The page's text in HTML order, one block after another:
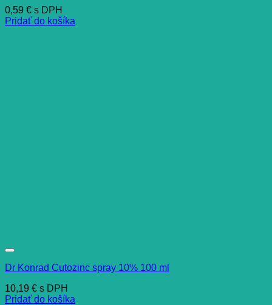
0,59 € s DPH
Pridať do košíka
Dr Konrad Cutozinc spray 10% 100 ml
10,19 € s DPH
Pridať do košíka